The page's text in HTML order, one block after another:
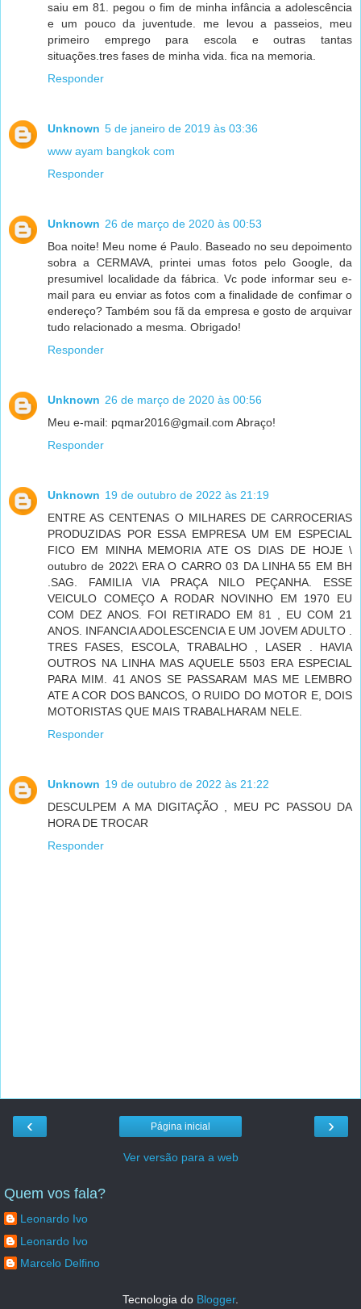
saiu em 81. pegou o fim de minha infância a adolescência
e um pouco da juventude. me levou a passeios, meu
primeiro emprego para escola e outras tantas
situações.tres fases de minha vida. fica na memoria.
Responder
Unknown 5 de janeiro de 2019 às 03:36
www ayam bangkok com
Responder
Unknown 26 de março de 2020 às 00:53
Boa noite! Meu nome é Paulo. Baseado no seu depoimento
sobra a CERMAVA, printei umas fotos pelo Google, da
presumivel localidade da fábrica. Vc pode informar seu e-
mail para eu enviar as fotos com a finalidade de confimar o
endereço? Também sou fã da empresa e gosto de arquivar
tudo relacionado a mesma. Obrigado!
Responder
Unknown 26 de março de 2020 às 00:56
Meu e-mail: pqmar2016@gmail.com Abraço!
Responder
Unknown 19 de outubro de 2022 às 21:19
ENTRE AS CENTENAS O MILHARES DE CARROCERIAS
PRODUZIDAS POR ESSA EMPRESA UM EM ESPECIAL
FICO EM MINHA MEMORIA ATE OS DIAS DE HOJE \
outubro de 2022\ ERA O CARRO 03 DA LINHA 55 EM BH
.SAG. FAMILIA VIA PRAÇA NILO PEÇANHA. ESSE
VEICULO COMEÇO A RODAR NOVINHO EM 1970 EU
COM DEZ ANOS. FOI RETIRADO EM 81 , EU COM 21
ANOS. INFANCIA ADOLESCENCIA E UM JOVEM ADULTO .
TRES FASES, ESCOLA, TRABALHO , LASER . HAVIA
OUTROS NA LINHA MAS AQUELE 5503 ERA ESPECIAL
PARA MIM. 41 ANOS SE PASSARAM MAS ME LEMBRO
ATE A COR DOS BANCOS, O RUIDO DO MOTOR E, DOIS
MOTORISTAS QUE MAIS TRABALHARAM NELE.
Responder
Unknown 19 de outubro de 2022 às 21:22
DESCULPEM A MA DIGITAÇÃO , MEU PC PASSOU DA
HORA DE TROCAR
Responder
‹ ›
Página inicial
Ver versão para a web
Quem vos fala?
Leonardo Ivo
Leonardo Ivo
Marcelo Delfino
Tecnologia do Blogger.